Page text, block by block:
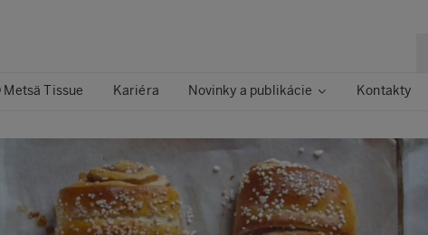
Metsä Tissue Kariéra Novinky a publikácie Kontakty